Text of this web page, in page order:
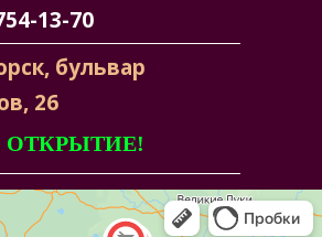
13-70
бульвар
26
ОТКРЫТИЕ!